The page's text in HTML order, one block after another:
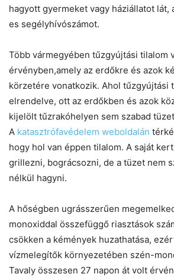
hagyott gyermeket vagy háziállatot lát,
es segélyhívószámot.
Több vármegyében tűzgyújtási tilalom
érvényben,amely az erdőkre és azok
körzetére vonatkozik. Ahol tűzgyújtási
elrendelve, ott az erdőkben és azok
kijelölt tűzrakóhelyen sem szabad
A katasztrófavédelem weboldalán
hogy hol van éppen tilalom. A saját
grillezni, bográcsozni, de a tüzet nem
nélkül hagyni.
A hőségben ugrásszerűen
monoxiddal összefüggő riasztások
csökken a kémények huzathatása,
vízmelegítők környezetében szén-
Tavaly összesen 27 napon át volt